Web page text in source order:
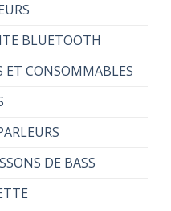
BLUETOOTH
ET CONSOMMABLES
DE BASS